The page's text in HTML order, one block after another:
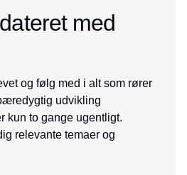
med
og følg med i alt som rører
udvikling
kun to gange ugentligt.
relevante temaer og